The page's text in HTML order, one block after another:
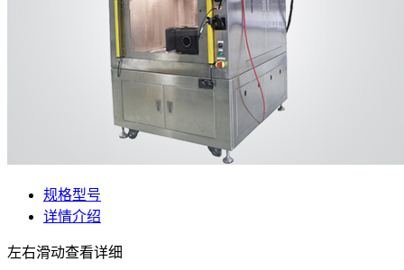
规格型号
详情介绍
左右滑动查看详细